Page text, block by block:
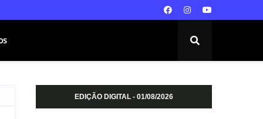
EDIÇÃO DIGITAL - 01/08/2026